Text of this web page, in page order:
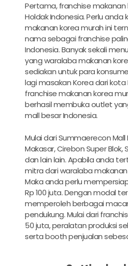
Pertama, franchise makanan
Holdak Indonesia. Perlu anda
makanan korea murah ini
nama sebagai franchise
Indonesia. Banyak sekali
yang waralaba makanan
sediakan untuk para
lagi masakan Korea dari kota
franchise makanan korea
berhasil membuka outlet
mall besar Indonesia.
Mulai dari Summaerecon Mall
Makasar, Cirebon Super Blok,
dan lain lain. Apabila anda
mitra dari waralaba makanan
Maka anda perlu
Rp 100 juta. Dengan modal
memperoleh berbagai
pendukung. Mulai dari
50 juta, peralatan produksi
serta booth penjualan